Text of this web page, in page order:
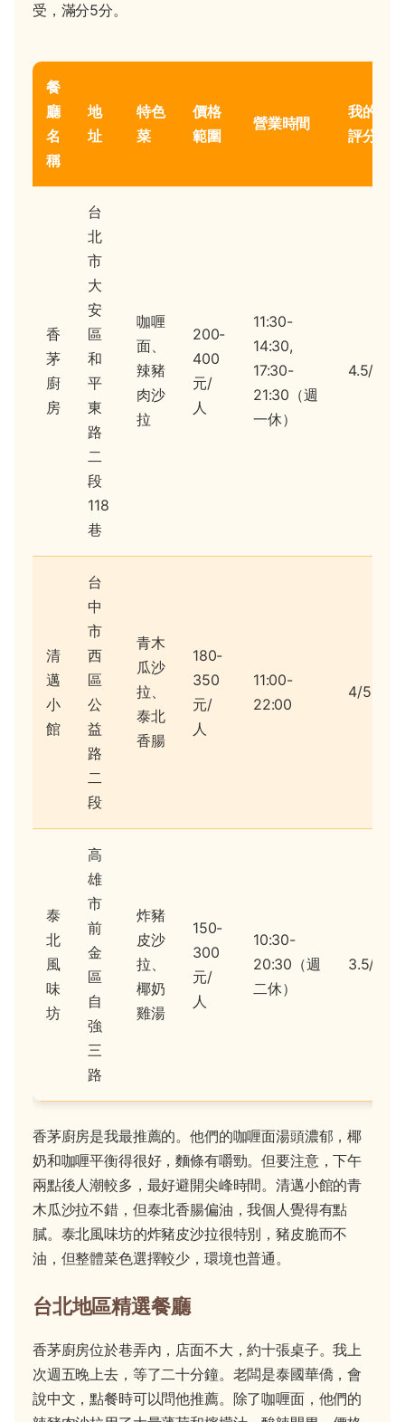
受，滿分5分。
餐
廳
名
稱
地
址
特色
菜
價格
範圍
營業時間
我的
評分
香
茅
廚
房
台
北
市
大
安
區
和
平
東
路
二
段
118
巷
咖喱
面、
辣豬
肉沙
拉
200-
400
元/
人
11:30-
14:30,
17:30-
21:30（週
一休）
4.5/5
清
邁
小
館
台
中
市
西
區
公
益
路
二
段
青木
瓜沙
拉、
泰北
香腸
180-
350
元/
人
11:00-
22:00
4/5
泰
北
風
味
坊
高
雄
市
前
金
區
自
強
三
路
炸豬
皮沙
拉、
椰奶
雞湯
150-
300
元/
人
10:30-
20:30（週
二休）
3.5/5
香茅廚房是我最推薦的。他們的咖喱面湯頭濃郁，椰
奶和咖喱平衡得很好，麵條有嚼勁。但要注意，下午
兩點後人潮較多，最好避開尖峰時間。清邁小館的青
木瓜沙拉不錯，但泰北香腸偏油，我個人覺得有點
膩。泰北風味坊的炸豬皮沙拉很特別，豬皮脆而不
油，但整體菜色選擇較少，環境也普通。
台北地區精選餐廳
香茅廚房位於巷弄內，店面不大，約十張桌子。我上
次週五晚上去，等了二十分鐘。老闆是泰國華僑，會
說中文，點餐時可以問他推薦。除了咖喱面，他們的